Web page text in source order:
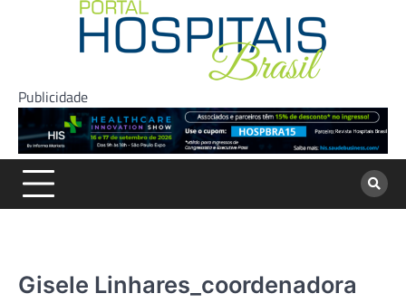
Publicidade
Gisele Linhares_coordenadora